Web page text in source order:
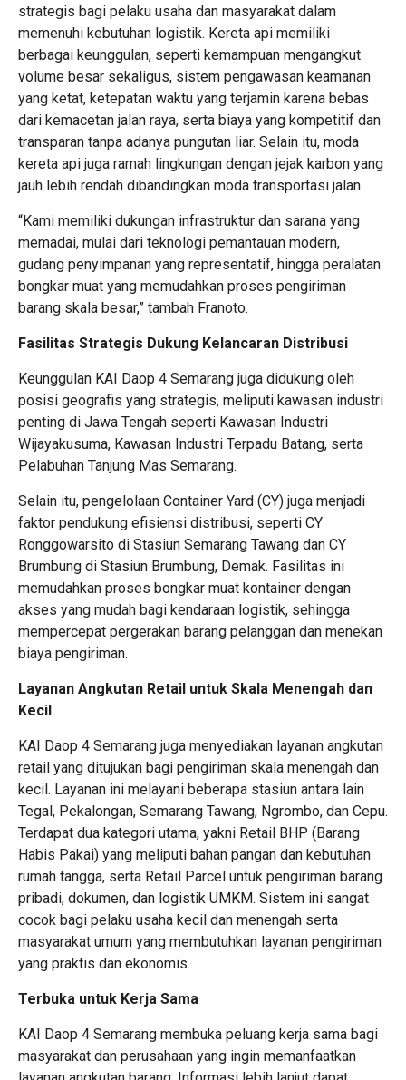
strategis bagi pelaku usaha dan masyarakat dalam
memenuhi kebutuhan logistik. Kereta api memiliki
berbagai keunggulan, seperti kemampuan mengangkut
volume besar sekaligus, sistem pengawasan keamanan
yang ketat, ketepatan waktu yang terjamin karena bebas
dari kemacetan jalan raya, serta biaya yang kompetitif dan
transparan tanpa adanya pungutan liar. Selain itu, moda
kereta api juga ramah lingkungan dengan jejak karbon yang
jauh lebih rendah dibandingkan moda transportasi jalan.
“Kami memiliki dukungan infrastruktur dan sarana yang
memadai, mulai dari teknologi pemantauan modern,
gudang penyimpanan yang representatif, hingga peralatan
bongkar muat yang memudahkan proses pengiriman
barang skala besar,” tambah Franoto.
Fasilitas Strategis Dukung Kelancaran Distribusi
Keunggulan KAI Daop 4 Semarang juga didukung oleh
posisi geografis yang strategis, meliputi kawasan industri
penting di Jawa Tengah seperti Kawasan Industri
Wijayakusuma, Kawasan Industri Terpadu Batang, serta
Pelabuhan Tanjung Mas Semarang.
Selain itu, pengelolaan Container Yard (CY) juga menjadi
faktor pendukung efisiensi distribusi, seperti CY
Ronggowarsito di Stasiun Semarang Tawang dan CY
Brumbung di Stasiun Brumbung, Demak. Fasilitas ini
memudahkan proses bongkar muat kontainer dengan
akses yang mudah bagi kendaraan logistik, sehingga
mempercepat pergerakan barang pelanggan dan menekan
biaya pengiriman.
Layanan Angkutan Retail untuk Skala Menengah dan
Kecil
KAI Daop 4 Semarang juga menyediakan layanan angkutan
retail yang ditujukan bagi pengiriman skala menengah dan
kecil. Layanan ini melayani beberapa stasiun antara lain
Tegal, Pekalongan, Semarang Tawang, Ngrombo, dan Cepu.
Terdapat dua kategori utama, yakni Retail BHP (Barang
Habis Pakai) yang meliputi bahan pangan dan kebutuhan
rumah tangga, serta Retail Parcel untuk pengiriman barang
pribadi, dokumen, dan logistik UMKM. Sistem ini sangat
cocok bagi pelaku usaha kecil dan menengah serta
masyarakat umum yang membutuhkan layanan pengiriman
yang praktis dan ekonomis.
Terbuka untuk Kerja Sama
KAI Daop 4 Semarang membuka peluang kerja sama bagi
masyarakat dan perusahaan yang ingin memanfaatkan